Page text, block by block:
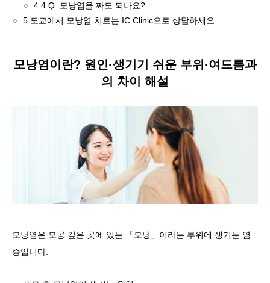
4.4 Q. 모낭염을 짜도 되나요?
5 도쿄에서 모낭염 치료는 IC Clinic으로 상담하세요
모낭염이란? 원인·생기기 쉬운 부위·여드름과
의 차이 해설
모낭염은 모공 깊은 곳에 있는 「모낭」이라는 부위에 생기는 염
증입니다.